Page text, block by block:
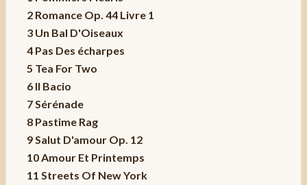
2 Romance Op. 44 Livre 1
3 Un Bal D'Oiseaux
4 Pas Des écharpes
5 Tea For Two
6 Il Bacio
7 Sérénade
8 Pastime Rag
9 Salut D'amour Op. 12
10 Amour Et Printemps
11 Streets Of New York